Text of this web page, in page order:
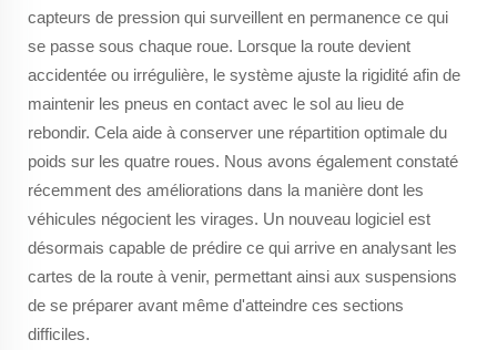
capteurs de pression qui surveillent en permanence ce qui
se passe sous chaque roue. Lorsque la route devient
accidentée ou irrégulière, le système ajuste la rigidité afin de
maintenir les pneus en contact avec le sol au lieu de
rebondir. Cela aide à conserver une répartition optimale du
poids sur les quatre roues. Nous avons également constaté
récemment des améliorations dans la manière dont les
véhicules négocient les virages. Un nouveau logiciel est
désormais capable de prédire ce qui arrive en analysant les
cartes de la route à venir, permettant ainsi aux suspensions
de se préparer avant même d'atteindre ces sections
difficiles.